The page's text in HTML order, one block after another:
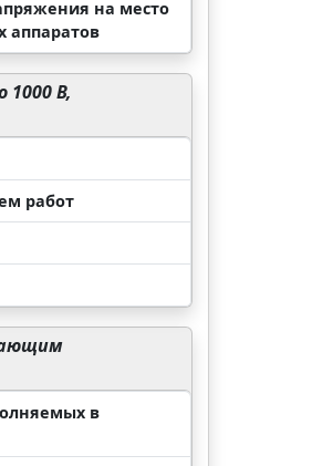
на место
аппаратов
В,
работ
в